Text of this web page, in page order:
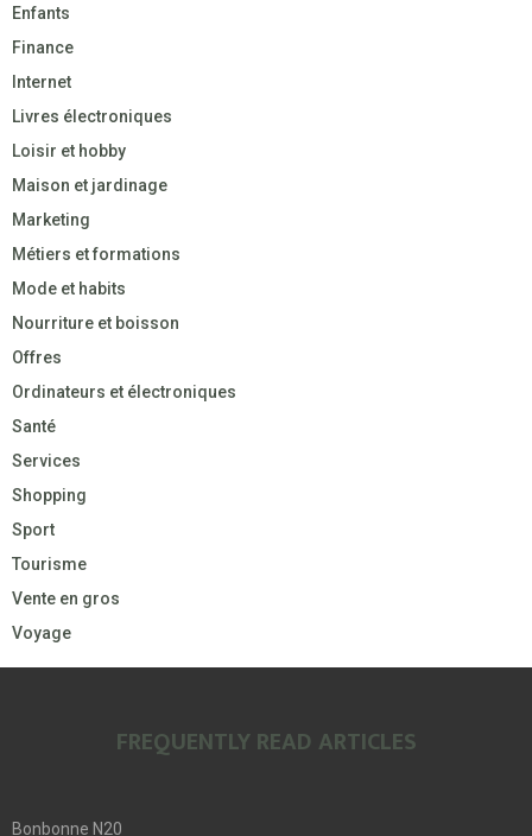
Enfants
Finance
Internet
Livres électroniques
Loisir et hobby
Maison et jardinage
Marketing
Métiers et formations
Mode et habits
Nourriture et boisson
Offres
Ordinateurs et électroniques
Santé
Services
Shopping
Sport
Tourisme
Vente en gros
Voyage
FREQUENTLY READ ARTICLES
Bonbonne N20